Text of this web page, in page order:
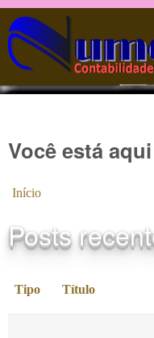
Pular
Você está aqui
Início
Posts
Tipo Título